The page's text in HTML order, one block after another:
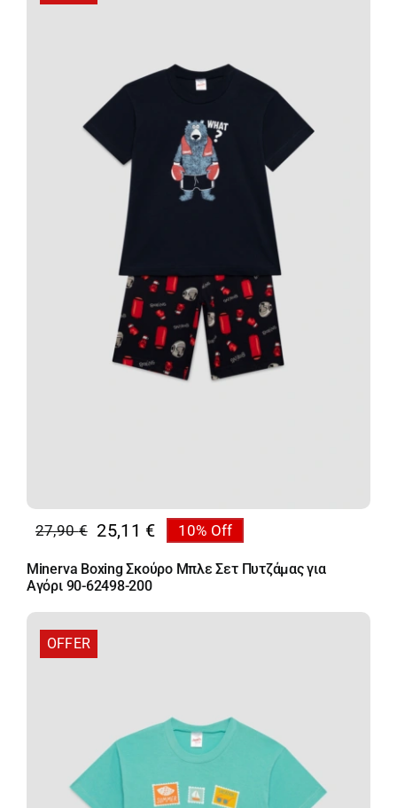
27,90€
Original
price
was:
25,11 €
Η
τρέχουσα
τιμή
25,11 €.
10% Off
Minerva Boxing Σκούρο Μπλε Σετ Πυτζάμας για
Αγόρι 90-62498-200
OFFER